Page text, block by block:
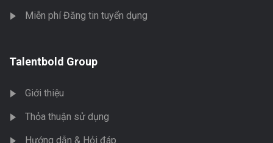
Miễn phí Đăng tin tuyển dụng
Talentbold Group
Giới thiệu
Thỏa thuận sử dụng
Hướng dẫn & Hỏi đáp